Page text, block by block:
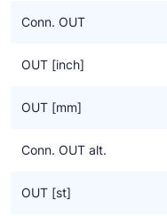
zuigfilter gaat.
Filterhuizen zonder
Conn. OUT
OUT [inch]
OUT [mm]
Conn. OUT alt.
OUT [st]